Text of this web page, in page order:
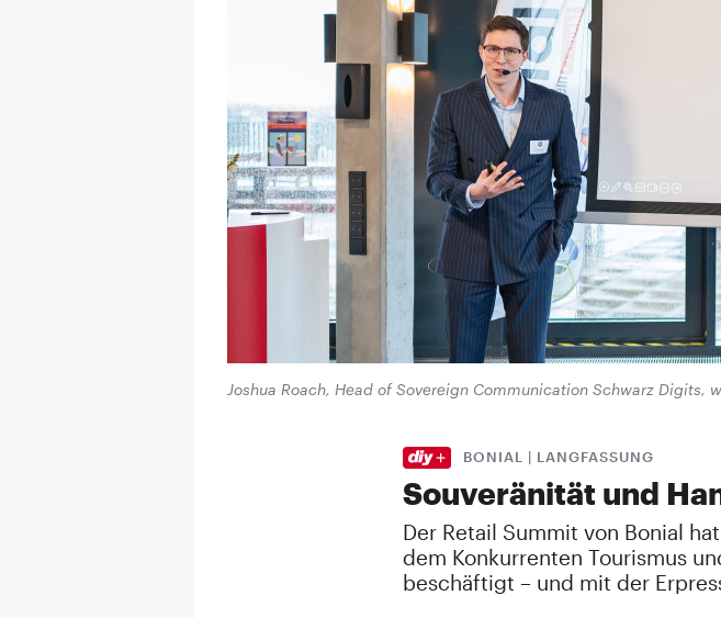
Joshua Roach, Head of Sovereign Communication Schwarz Digits,
BONIAL | LANGFASSUNG
Souveränität und
Der Retail Summit von Bonial
dem Konkurrenten Tourismus
beschäftigt – und mit der